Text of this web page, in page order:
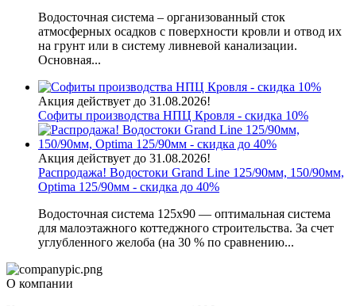
Водосточная система – организованный сток
атмосферных осадков с поверхности кровли и отвод их
на грунт или в систему ливневой канализации.
Основная...
Акция действует до 31.08.2026!
Софиты производства НПЦ Кровля - скидка 10%
Акция действует до 31.08.2026!
Распродажа! Водостоки Grand Line 125/90мм, 150/90мм,
Optima 125/90мм - скидка до 40%
Водосточная система 125х90 — оптимальная система
для малоэтажного коттеджного строительства. За счет
углубленного желоба (на 30 % по сравнению...
О компании